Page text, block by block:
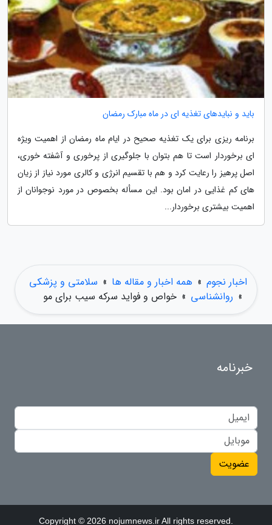
باید و نبایدهای تغذیه ای در ماه مبارک رمضان
برنامه ریزی برای یک تغذیه صحیح در ایام ماه رمضان از اهمیت ویژه
ای برخوردار است تا هم بتوان با جلوگیری از پرخوری و آشفته خوری،
اصل پرهیز را رعایت کرد و هم با تقسیم انرژی و کالری مورد نیاز از زیان
های کم غذایی در امان بود. این مسأله بخصوص در مورد نوجوانان از
اهمیت بیشتری برخوردار...
اخبار نجوم » همه اخبار و مقاله ها » سلامتی و پزشکی
» روانشناسی » خواص و فواید سرکه سیب برای مو
خبرنامه
عضویت
Copyright © 2026 nojumnews.ir All rights reserved.